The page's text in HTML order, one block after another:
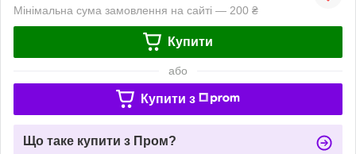
Мінімальна сума замовлення на сайті — 200 ₴
Купити
або
Купити з
Що таке купити з Пром?